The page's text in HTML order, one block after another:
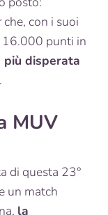
che, con i suoi
16.000 punti in
più disperata
.
MUV
di questa 23°
un match
la